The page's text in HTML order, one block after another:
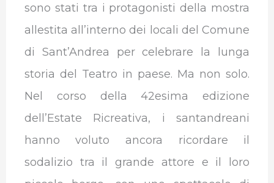
sono stati tra i protagonisti della mostra
allestita all’interno dei locali del Comune
di Sant’Andrea per celebrare la lunga
storia del Teatro in paese. Ma non solo.
Nel corso della 42esima edizione
dell’Estate Ricreativa, i santandreani
hanno voluto ancora ricordare il
sodalizio tra il grande attore e il loro